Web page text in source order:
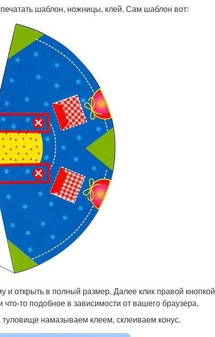
шаблон, ножницы, клей. Сам шаблон вот:
и открыть в полный размер. Далее клик правой кнопкой
то подобное в зависимости от вашего браузера.
намазываем клеем, склеиваем конус.